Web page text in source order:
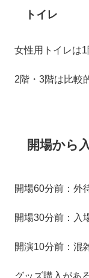
トイレ
女性用トイレは1
2階・3階は比較
開場から
開場60分前：外
開場30分前：入
開演10分前：混
グッズ購入があ